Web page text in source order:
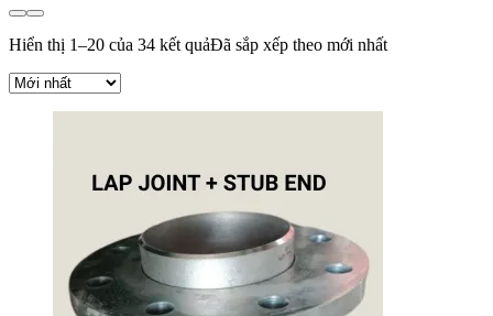
Hiển thị 1–20 của 34 kết quảĐã sắp xếp theo mới nhất